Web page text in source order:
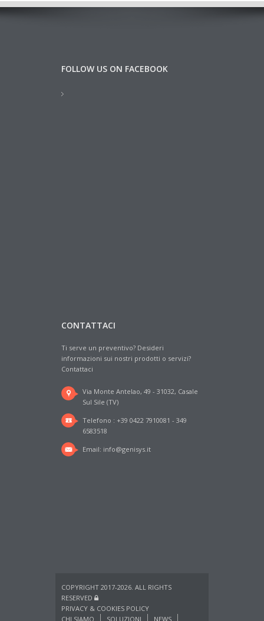
FOLLOW US ON FACEBOOK
CONTATTACI
Ti serve un preventivo? Desideri
informazioni sui nostri prodotti o servizi?
Contattaci
Via Monte Antelao, 49 - 31032, Casale
Sul Sile (TV)
Telefono : +39 0422 7910081 - 349
6583518
Email: info@genisys.it
COPYRIGHT 2017-2026. ALL RIGHTS
RESERVED
PRIVACY & COOKIES POLICY
CHI SIAMO
SOLUZIONI NEWS